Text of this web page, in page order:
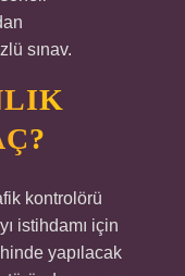
sınav.
kontrolörü
istihdamı için
yapılacak